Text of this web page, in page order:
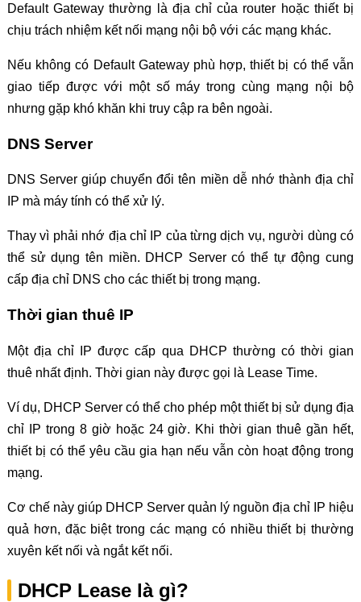
Default Gateway thường là địa chỉ của router hoặc thiết bị
chịu trách nhiệm kết nối mạng nội bộ với các mạng khác.
Nếu không có Default Gateway phù hợp, thiết bị có thể vẫn
giao tiếp được với một số máy trong cùng mạng nội bộ
nhưng gặp khó khăn khi truy cập ra bên ngoài.
DNS Server
DNS Server giúp chuyển đổi tên miền dễ nhớ thành địa chỉ
IP mà máy tính có thể xử lý.
Thay vì phải nhớ địa chỉ IP của từng dịch vụ, người dùng có
thể sử dụng tên miền. DHCP Server có thể tự động cung
cấp địa chỉ DNS cho các thiết bị trong mạng.
Thời gian thuê IP
Một địa chỉ IP được cấp qua DHCP thường có thời gian
thuê nhất định. Thời gian này được gọi là Lease Time.
Ví dụ, DHCP Server có thể cho phép một thiết bị sử dụng địa
chỉ IP trong 8 giờ hoặc 24 giờ. Khi thời gian thuê gần hết,
thiết bị có thể yêu cầu gia hạn nếu vẫn còn hoạt động trong
mạng.
Cơ chế này giúp DHCP Server quản lý nguồn địa chỉ IP hiệu
quả hơn, đặc biệt trong các mạng có nhiều thiết bị thường
xuyên kết nối và ngắt kết nối.
DHCP Lease là gì?